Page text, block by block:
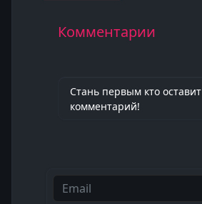
Комментарии
Стань первым кто оставит
комментарий!